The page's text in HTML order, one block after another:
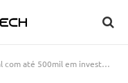
pelo Comitê Estadual de Negócios de Impacto do CEARÁ